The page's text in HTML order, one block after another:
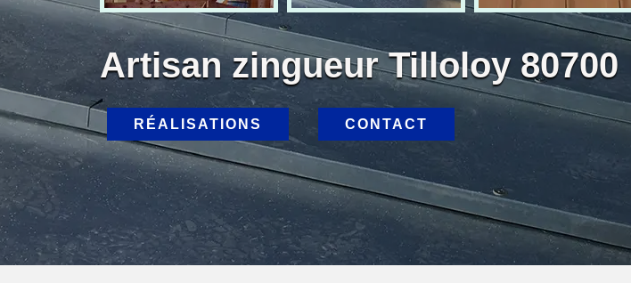
Artisan zingueur Tilloloy 80700
RÉALISATIONS CONTACT